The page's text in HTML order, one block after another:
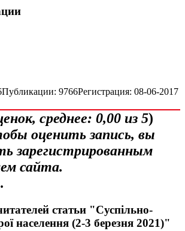
Публикации: 9766Регистрация: 08-06-2017
среднее: 0,00 из 5)
оценить запись, вы
зарегистрированным
сайта.
статьи "Суспільно-
населення (2-3 березня 2021)"